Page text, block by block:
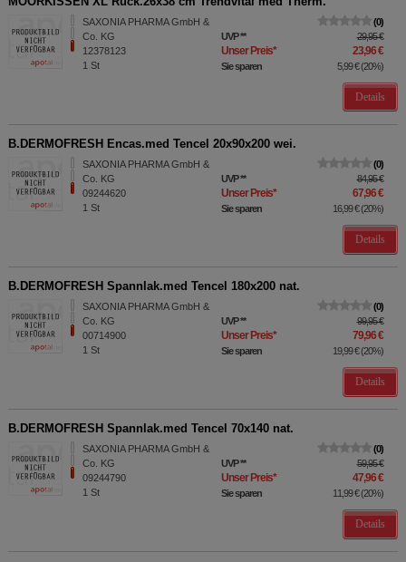
SAXONIA PHARMA GmbH &
Co. KG
12378123
1 St
0
UVP** 29,95 €
Unser Preis* 23,96 €
Sie sparen 5,99 €(20%)
Details
B.DERMOFRESH Encas.med Tencel 20x90x200 wei.
SAXONIA PHARMA GmbH &
Co. KG
09244620
1 St
0
UVP** 84,95 €
Unser Preis* 67,96 €
Sie sparen 16,99 €(20%)
Details
B.DERMOFRESH Spannlak.med Tencel 180x200 nat.
SAXONIA PHARMA GmbH &
Co. KG
00714900
1 St
0
UVP** 99,95 €
Unser Preis* 79,96 €
Sie sparen 19,99 €(20%)
Details
B.DERMOFRESH Spannlak.med Tencel 70x140 nat.
SAXONIA PHARMA GmbH &
Co. KG
09244790
1 St
0
UVP** 59,95 €
Unser Preis* 47,96 €
Sie sparen 11,99 €(20%)
Details